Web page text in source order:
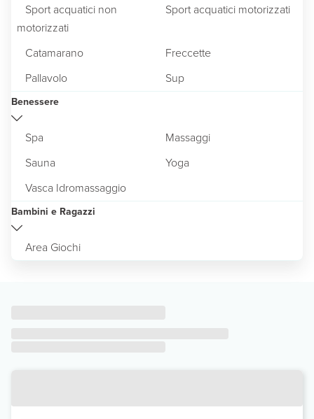
Sport acquatici non
motorizzati
Sport acquatici motorizzati
Catamarano
Freccette
Pallavolo
Sup
Benessere
Spa
Massaggi
Sauna
Yoga
Vasca Idromassaggio
Bambini e Ragazzi
Area Giochi